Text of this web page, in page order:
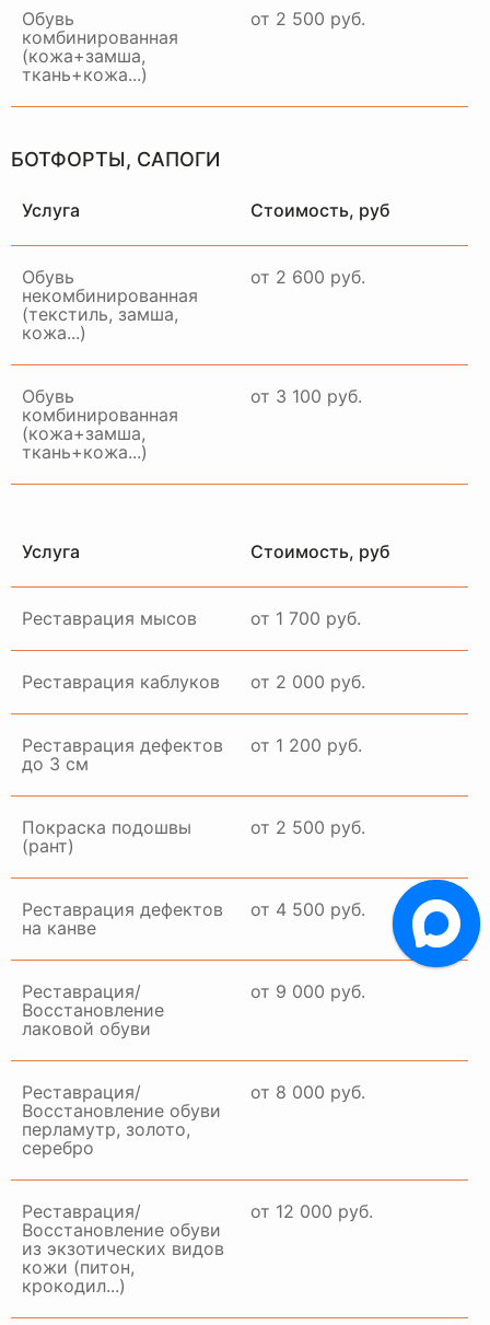
Обувь
комбинированная
(кожа+замша,
ткань+кожа...)
от 2 500 руб.
БОТФОРТЫ, САПОГИ
Услуга Стоимость, руб
Обувь
некомбинированная
(текстиль, замша,
кожа...)
от 2 600 руб.
Обувь
комбинированная
(кожа+замша,
ткань+кожа...)
от 3 100 руб.
Услуга Стоимость, руб
Реставрация мысов от 1 700 руб.
Реставрация каблуков от 2 000 руб.
Реставрация дефектов
до 3 см
от 1 200 руб.
Покраска подошвы
(рант)
от 2 500 руб.
Реставрация дефектов
на канве
от 4 500 руб.
Реставрация/
Восстановление
лаковой обуви
от 9 000 руб.
Реставрация/
Восстановление обуви
перламутр, золото,
серебро
от 8 000 руб.
Реставрация/
Восстановление обуви
из экзотических видов
кожи (питон,
крокодил...)
от 12 000 руб.
ЗАКАЗАТЬ ДОСТАВКУ
состоянии в удобное для вас
время и место